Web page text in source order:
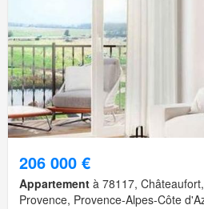
206 000 €
Appartement à 78117,
Provence, Provence-Alpes-Côte